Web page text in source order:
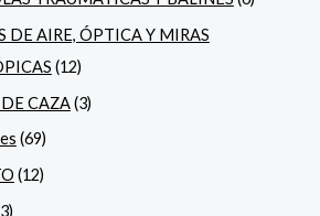
DE AIRE, ÓPTICA Y MIRAS
(12)
CAZA(3)
(69)
(12)